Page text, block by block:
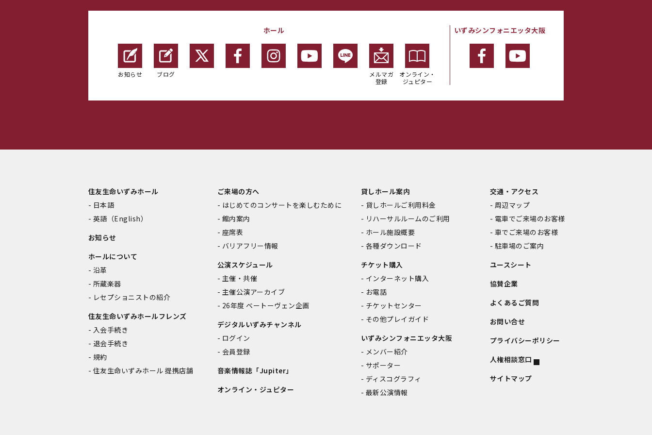
ホール
お知らせ ブログ
メルマガ
登録
オンライン・
ジュピター
いずみシンフォニエッタ大阪
住友生命いずみホール
日本語
英語（English）
お知らせ
ホールについて
沿革
所蔵楽器
レセプショニストの紹介
住友生命いずみホールフレンズ
入会手続き
退会手続き
規約
住友生命いずみホール 提携店舗
ご来場の方へ
はじめてのコンサートを楽しむために
館内案内
座席表
バリアフリー情報
公演スケジュール
主催・共催
主催公演アーカイブ
26年度 ベートーヴェン企画
デジタルいずみチャンネル
ログイン
会員登録
音楽情報誌「Jupiter」
オンライン・ジュピター
貸しホール案内
貸しホールご利用料金
リハーサルルームのご利用
ホール施設概要
各種ダウンロード
チケット購入
インターネット購入
お電話
チケットセンター
その他プレイガイド
いずみシンフォニエッタ大阪
メンバー紹介
サポーター
ディスコグラフィ
最新公演情報
交通・アクセス
周辺マップ
電車でご来場のお客様
車でご来場のお客様
駐車場のご案内
ユースシート
協賛企業
よくあるご質問
お問い合せ
プライバシーポリシー
人権相談窓口
サイトマップ